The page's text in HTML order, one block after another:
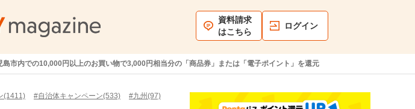
資料請求
はこちら
ログイン
島市内での10,000円以上のお買い物で3,000円相当分の「商品券」または「電子ポイント」を還元
(1411) #自治体キャンペーン(533) #九州(97)